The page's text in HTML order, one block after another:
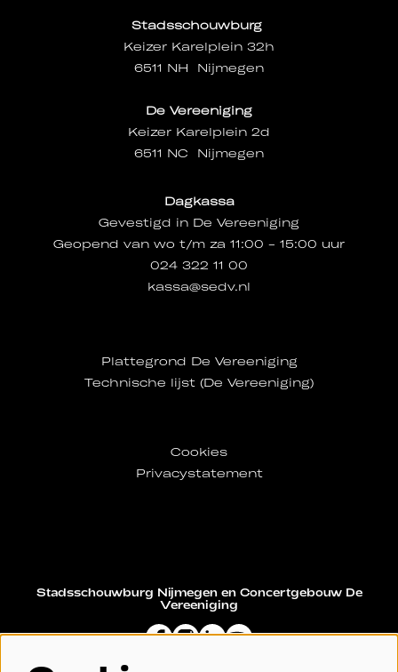
Stadsschouwburg
Keizer Karelplein 32h
6511 NH Nijmegen
De Vereeniging
Keizer Karelplein 2d
6511 NC Nijmegen
Dagkassa
Gevestigd in De Vereeniging
Geopend van wo t/m za 11:00 - 15:00 uur
024 322 11 00
kassa@sedv.nl
Plattegrond De Vereeniging
Technische lijst (De Vereeniging)
Cookies
Privacystatement
Stadsschouwburg Nijmegen en Concertgebouw De
Vereeniging